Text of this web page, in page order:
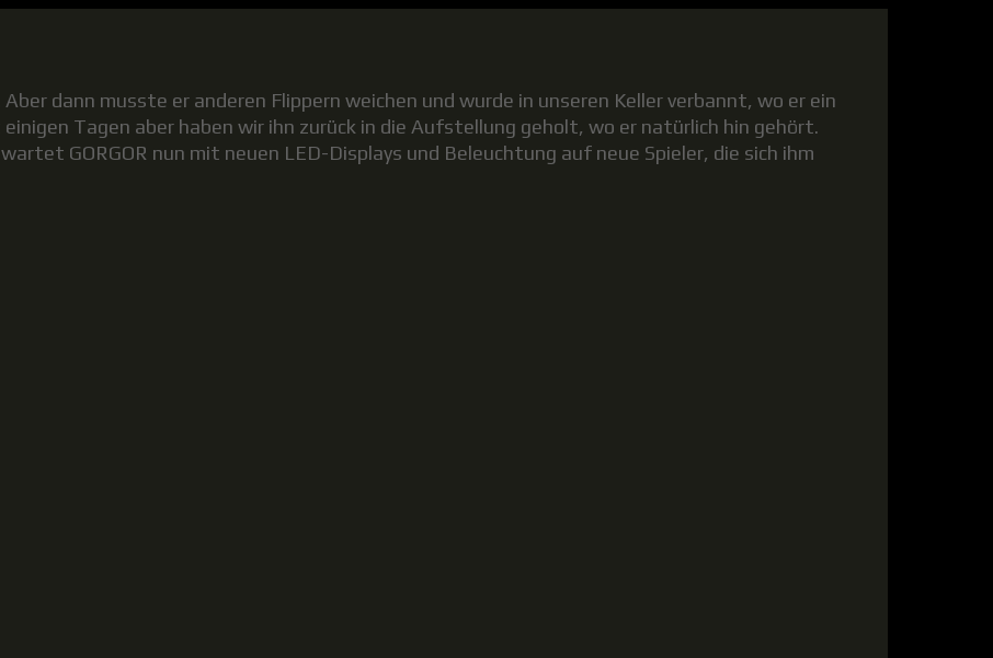
Aber dann musste er anderen Flippern weichen und wurde in unseren Keller verbannt, wo er ein
Tagen aber haben wir ihn zurück in die Aufstellung geholt, wo er natürlich hin gehört.
GORGOR nun mit neuen LED-Displays und Beleuchtung auf neue Spieler, die sich ihm